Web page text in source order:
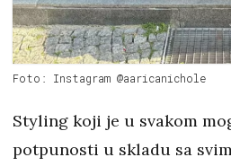
Foto: Instagram @aaricanichole
Styling koji je u svakom
potpunosti u skladu sa